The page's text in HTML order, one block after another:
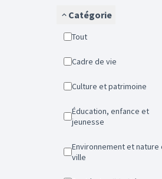
Catégorie
Tout
Cadre de vie
Culture et patrimoine
Éducation, enfance et
jeunesse
Environnement et nature en
ville